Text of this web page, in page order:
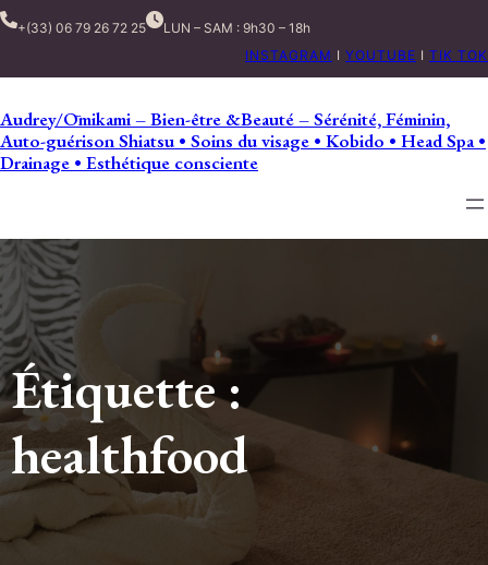
+(33) 06 79 26 72 25
LUN – SAM : 9h30 – 18h
INSTAGRAM I YOUTUBE I TIK TOK
Audrey/Ōmikami – Bien-être &Beauté – Sérénité, Féminin,
Auto-guérison Shiatsu • Soins du visage • Kobido • Head Spa •
Drainage • Esthétique consciente
Étiquette :
healthfood